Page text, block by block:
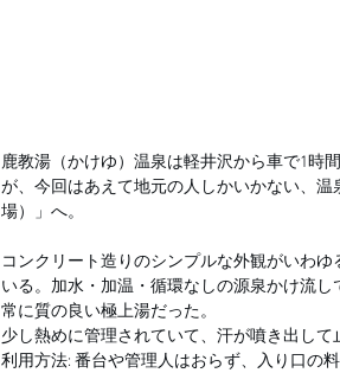
鹿教湯（かけゆ）温泉は軽井沢から車で1時
が、今回はあえて地元の人しかいかない、
場）」へ。
コンクリート造りのシンプルな外観がいわ
いる。加水・加温・循環なしの源泉かけ流
常に質の良い極上湯だった。
少し熱めに管理されていて、汗が噴き出して
利用方法: 番台や管理人はおらず、入り口の